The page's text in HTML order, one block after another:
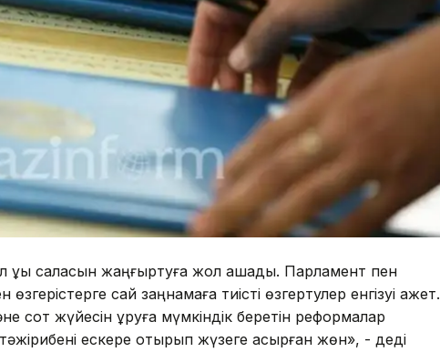
құқық саласын жаңғыртуға жол ашады. Парламент пен
өзгерістерге сай заңнамаға тиісті өзгертулер енгізуі қажет.
сот жүйесін құруға мүмкіндік беретін реформалар
ескере отырып жүзеге асырған жөн», - деді